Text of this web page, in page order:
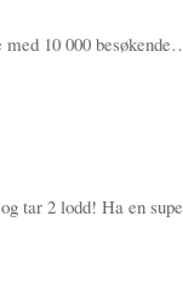
10 000
tar 2 lodd! Ha en